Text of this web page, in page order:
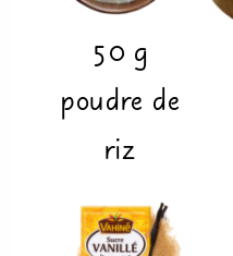
50 g
poudre de
riz